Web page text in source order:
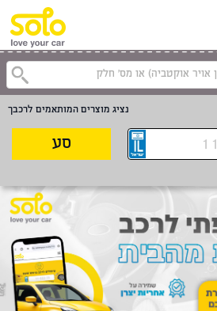
נציג מוצרים המותאמים לרכבך
סע